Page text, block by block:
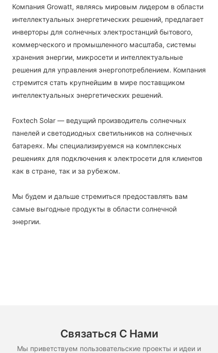
Компания Growatt, являясь мировым лидером в области
интеллектуальных энергетических решений, предлагает
инверторы для солнечных электростанций бытового,
коммерческого и промышленного масштаба, системы
хранения энергии, микросети и интеллектуальные
решения для управления энергопотреблением. Компания
стремится стать крупнейшим в мире поставщиком
интеллектуальных энергетических решений.
Foxtech Solar — ведущий производитель солнечных
панелей и светодиодных светильников на солнечных
батареях. Мы специализируемся на комплексных
решениях для подключения к электросети для клиентов
как в стране, так и за рубежом.
Мы будем и дальше стремиться предоставлять вам
самые выгодные продукты в области солнечной
энергии.
Связаться С Нами
Мы приветствуем пользовательские проекты и идеи и